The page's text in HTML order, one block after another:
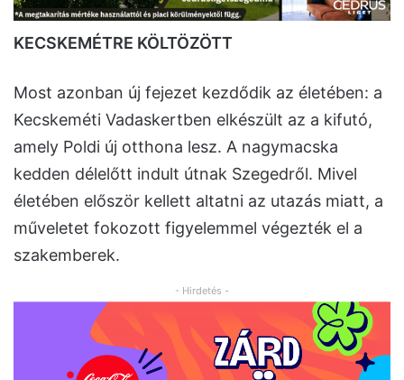
KECSKEMÉTRE KÖLTÖZÖTT
Most azonban új fejezet kezdődik az életében: a
Kecskeméti Vadaskertben elkészült az a kifutó,
amely Poldi új otthona lesz. A nagymacska
kedden délelőtt indult útnak Szegedről. Mivel
életében először kellett altatni az utazás miatt, a
műveletet fokozott figyelemmel végezték el a
szakemberek.
- Hirdetés -